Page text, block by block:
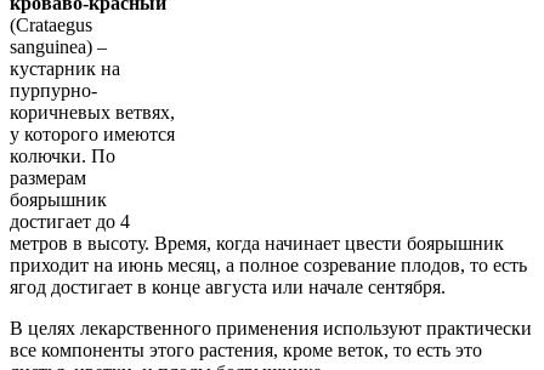
(Crataegus
sanguinea) –
кустарник на
пурпурно-
коричневых ветвях,
у которого имеются
колючки. По
размерам
боярышник
достигает до 4
метров в высоту. Время, когда начинает цвести боярышник
приходит на июнь месяц, а полное созревание плодов, то есть
ягод достигает в конце августа или начале сентября.
В целях лекарственного применения используют практически
все компоненты этого растения, кроме веток, то есть это